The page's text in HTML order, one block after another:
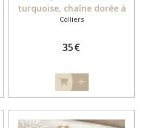
turquoise, chaîne dorée à
l'or fin
Colliers
35€